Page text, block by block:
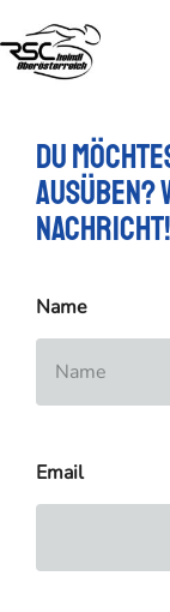
Du
ausüben?
Nachricht!
Name
Email